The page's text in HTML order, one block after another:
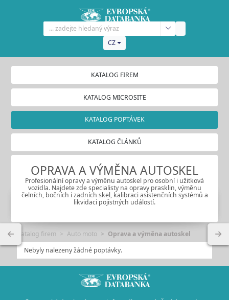
CZ
KATALOG FIREM
KATALOG MICROSITE
KATALOG POPTÁVEK
KATALOG ČLÁNKŮ
OPRAVA A VÝMĚNA AUTOSKEL
Profesionální opravy a výměnu autoskel pro osobní i užitková
vozidla. Najdete zde specialisty na opravy prasklin, výměnu
čelních, bočních i zadních skel, kalibraci asistenčních systémů a
likvidaci pojistných událostí.
Katalog firem Auto moto
Oprava a výměna autoskel
Nebyly nalezeny žádné poptávky.